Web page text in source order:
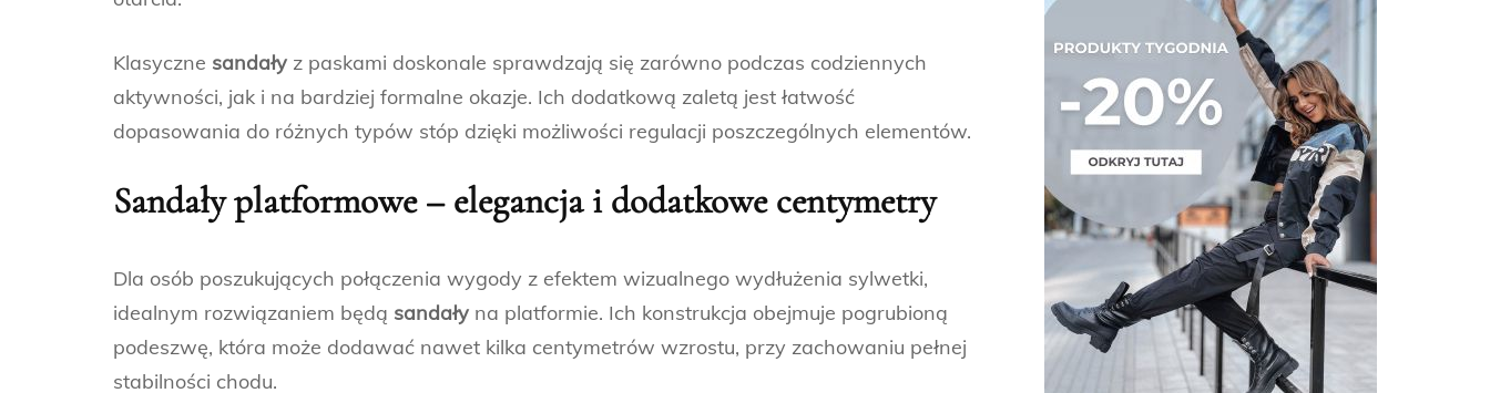
Klasyczne sandały z paskami doskonale sprawdzają się zarówno podczas codziennych
aktywności, jak i na bardziej formalne okazje. Ich dodatkową zaletą jest łatwość
dopasowania do różnych typów stóp dzięki możliwości regulacji poszczególnych elementów.
Sandałyplatformowe – elegancja i dodatkowe centymetry
Dla osób poszukujących połączenia wygody z efektem wizualnego wydłużenia sylwetki,
idealnym rozwiązaniem będą sandały na platformie. Ich konstrukcja obejmuje pogrubioną
podeszwę, która może dodawać nawet kilka centymetrów wzrostu, przy zachowaniu pełnej
stabilności chodu.